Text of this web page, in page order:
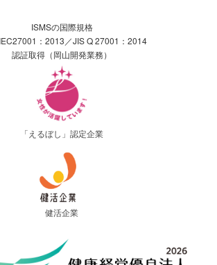
ISMSの国際規格
：2013／JIS Q 27001：2014
認証取得（岡山開発業務）
「えるぼし」認定企業
健活企業